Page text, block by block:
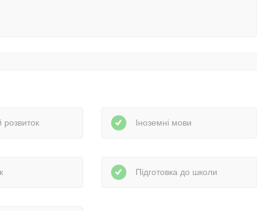
розвиток Іноземні мови
Підготовка до школи